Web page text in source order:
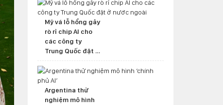
Mỹ vá lỗ hổng gây
rò rỉ chip AI cho
các công ty
Trung Quốc đặt ở
nước ngoài
Argentina thử
nghiệm mô hình